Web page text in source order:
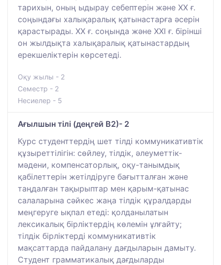
тарихын, оның ыдырау себептерін және ХХ ғ.
соңындағы халықаралық қатынастарға әсерін
қарастырады. ХХ ғ. соңында және ХХІ ғ. бірінші
он жылдықта халықаралық қатынастардың
ерекшеліктерін көрсетеді.
Оқу жылы - 2
Семестр - 2
Несиелер - 5
Ағылшын тілі (деңгей В2)- 2
Курс студенттердің шет тілді коммуникативтік
құзыреттілігін: сөйлеу, тілдік, әлеуметтік-
мәдени, компенсаторлық, оқу-танымдық
қабілеттерін жетілдіруге бағытталған және
таңдалған тақырыптар мен қарым-қатынас
салаларына сәйкес жаңа тілдік құралдарды
меңгеруге ықпал етеді: қолданылатын
лексикалық бірліктердің көлемін ұлғайту;
тілдік бірліктерді коммуникативтік
мақсаттарда пайдалану дағдыларын дамыту.
Студент грамматикалық дағдыларды